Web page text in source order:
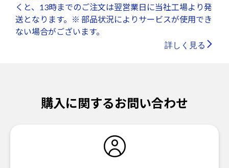
くと、13時までのご注文は翌営業日に当社工場より発
送となります。※ 部品状況によりサービスが使用でき
ない場合がございます。
詳しく見る
購入に関するお問い合わせ